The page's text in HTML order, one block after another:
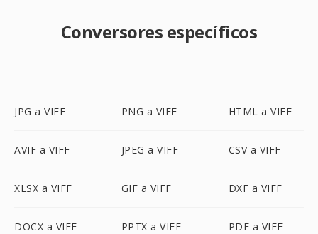
Conversores específicos
JPG a VIFF PNG a VIFF HTML a VIFF
AVIF a VIFF JPEG a VIFF CSV a VIFF
XLSX a VIFF GIF a VIFF DXF a VIFF
DOCX a VIFF PPTX a VIFF PDF a VIFF